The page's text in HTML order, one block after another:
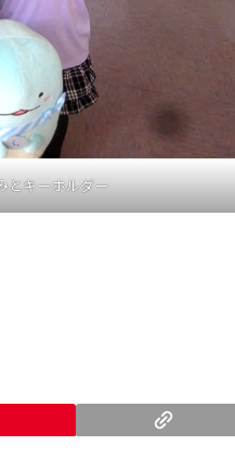
とキーホルダー